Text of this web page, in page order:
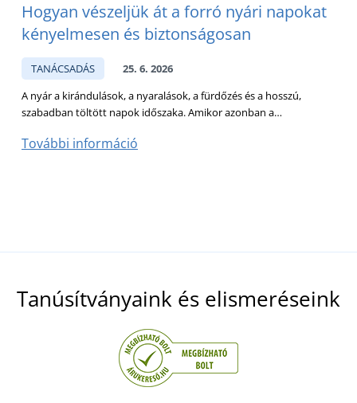
Hogyan vészeljük át a forró nyári napokat
kényelmesen és biztonságosan
TANÁCSADÁS
25. 6. 2026
A nyár a kirándulások, a nyaralások, a fürdőzés és a hosszú,
szabadban töltött napok időszaka. Amikor azonban a…
További információ
Tanúsítványaink és elismeréseink